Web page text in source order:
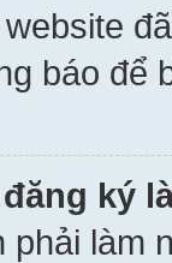
báo để
ký
phải làm